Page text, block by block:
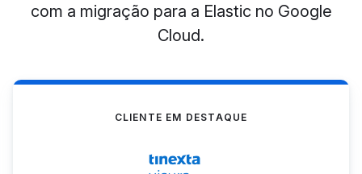
com a migração para a Elastic no Google
Cloud.
CLIENTE EM DESTAQUE